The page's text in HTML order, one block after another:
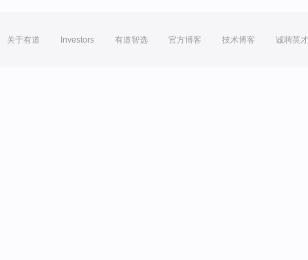
关于有道 Investors 有道智选 官方博客 技术博客 诚聘英才